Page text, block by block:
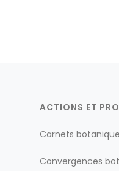
ACTIONS ET
Carnets
Convergences